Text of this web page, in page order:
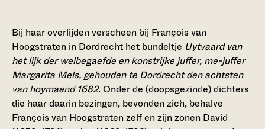
Bij haar overlijden verscheen bij François van
Hoogstraten in Dordrecht het bundeltje Uytvaard van
het lijk der welbegaefde en konstrijke juffer, me-juffer
Margarita Mels, gehouden te Dordrecht den achtsten
van hoymaend 1682. Onder de (doopsgezinde) dichters
die haar daarin bezingen, bevonden zich, behalve
François van Hoogstraten zelf en zijn zonen David